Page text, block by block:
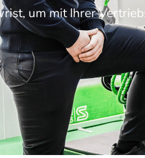
um mit Ihrer